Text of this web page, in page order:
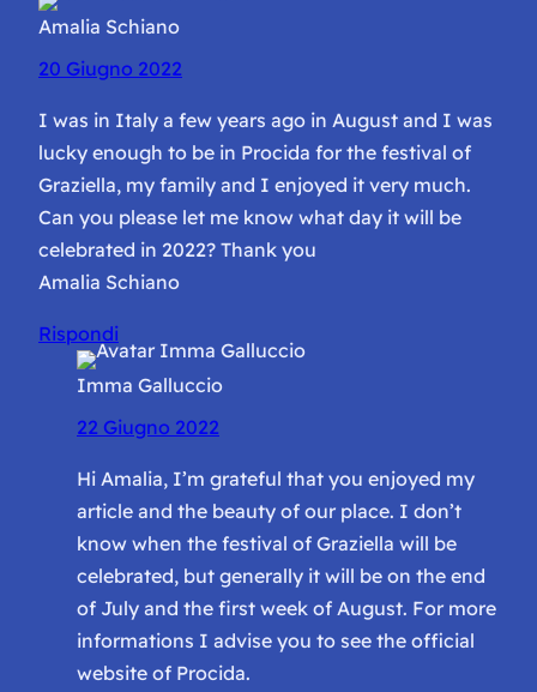
Amalia Schiano
20 Giugno 2022
I was in Italy a few years ago in August and I was
lucky enough to be in Procida for the festival of
Graziella, my family and I enjoyed it very much.
Can you please let me know what day it will be
celebrated in 2022? Thank you
Amalia Schiano
Rispondi
Imma Galluccio
22 Giugno 2022
Hi Amalia, I’m grateful that you enjoyed my
article and the beauty of our place. I don’t
know when the festival of Graziella will be
celebrated, but generally it will be on the end
of July and the first week of August. For more
informations I advise you to see the official
website of Procida.